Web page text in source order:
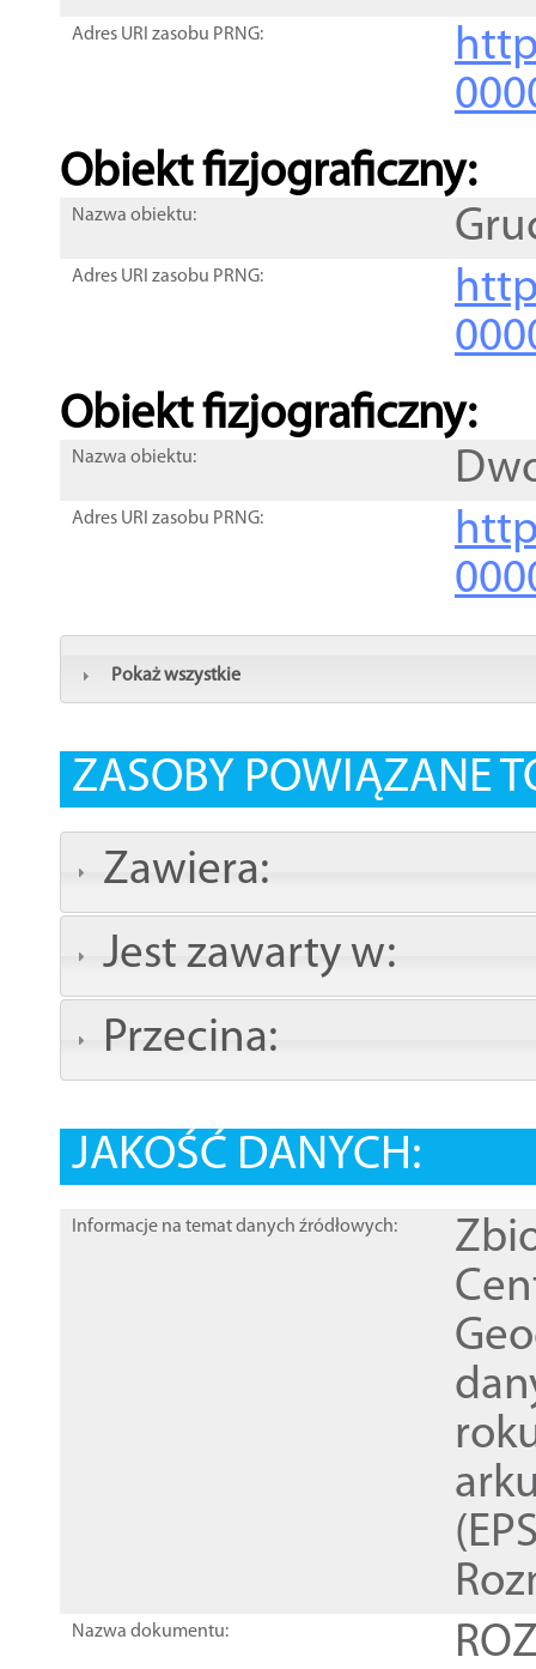
Adres URI zasobu PRNG:
Obiekt fizjograficzny:
Nazwa obiektu:
Adres URI zasobu PRNG:
Obiekt fizjograficzny:
Nazwa obiektu:
Adres URI zasobu PRNG:
Pokaż wszystkie
ZASOBY POWIĄZANE
Zawiera:
Jest zawarty w:
Przecina:
JAKOŚĆ DANYCH:
Informacje na temat danych źródłowych:
Nazwa dokumentu: